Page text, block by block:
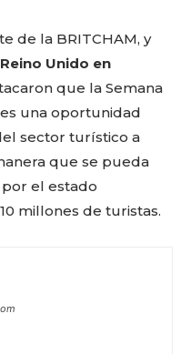
de la BRITCHAM, y
Unido en
que la Semana
una oportunidad
sector turístico a
que se pueda
el estado
millones de turistas.